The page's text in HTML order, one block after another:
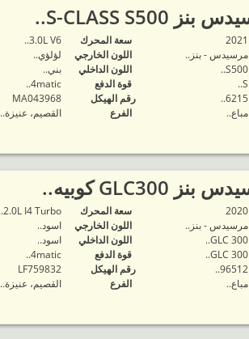
2021
مرسيدس - بنز..
S500..
S..
6215..
مباع..
‬سعة المحرك
3.0L V6..
اللون الخارجي
لؤلؤي..
اللون الداخلي
بني..
قوة الدفع
4matic..
رقم الهيكل
MA043968
الفرع
القصيم، عنيزة..
2020
مرسيدس - بنز..
GLC 300..
GLC 300..
96512..
مباع..
‬سعة المحرك
2.0L I4 Turbo..
اللون الخارجي
اسود..
اللون الداخلي
اسود..
قوة الدفع
4matic..
رقم الهيكل
LF759832
الفرع
القصيم، عنيزة..